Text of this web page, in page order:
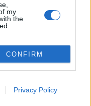
my
the
CONFIRM
Privacy Policy
Komory
štafety, míří na
dnes dorazili jezdci
cyklistické štafety